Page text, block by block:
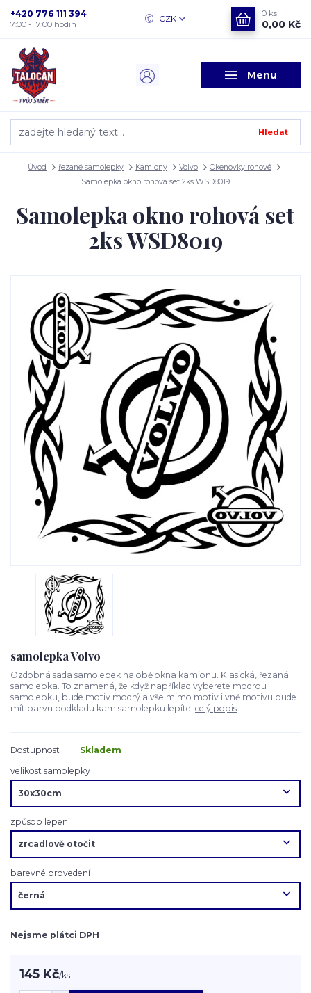
Menu
CZK
Hledat
+420 776 111 394
7:00 - 17:00 hodin
0 ks
0,00 Kč
Úvod řezané samolepky Kamiony Volvo
Okenovky rohové
Samolepka okno rohová set 2ks WSD8019
Samolepka okno rohová set
2ks WSD8019
samolepka Volvo
Ozdobná sada samolepek na obě okna kamionu. Klasická, řezaná
samolepka. To znamená, že když například vyberete modrou
samolepku, bude motiv modrý a vše mimo motiv i vně motivu bude
mít barvu podkladu kam samolepku lepíte. celý popis
Dostupnost
Skladem
velikost samolepky
způsob lepení
barevné provedení
Nejsme plátci DPH
145 Kč/ks